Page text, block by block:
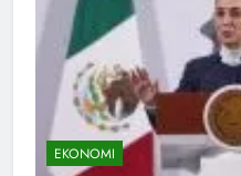
EKONOMI